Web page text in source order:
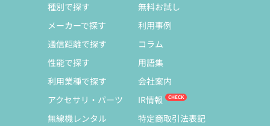
種別で探す
メーカーで探す
通信距離で探す
性能で探す
利用業種で探す
アクセサリ・パーツ
無線機レンタル
無料お試し
利用事例
コラム
用語集
会社案内
IR情報
特定商取引法表記